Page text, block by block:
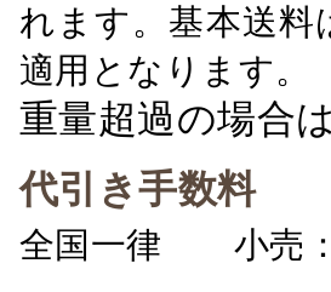
れます。基本送
適用となります。
重量超過の場合
代引き手数料
全国一律 小売